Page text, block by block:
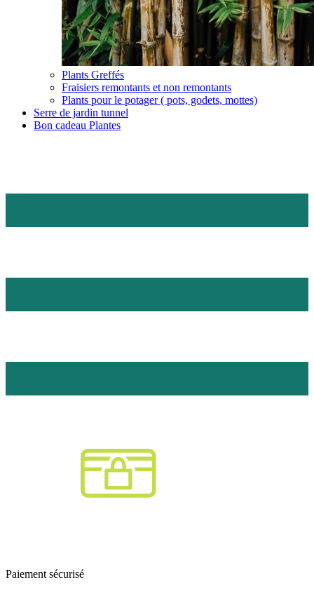
Plants Greffés
Fraisiers remontants et non remontants
Plants pour le potager ( pots, godets, mottes)
Serre de jardin tunnel
Bon cadeau Plantes
Paiement sécurisé